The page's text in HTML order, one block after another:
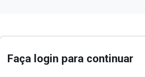
Faça login para continuar